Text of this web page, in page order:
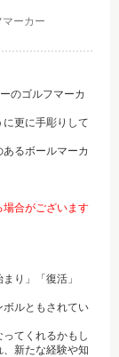
ーカー
のゴルフマーカ
更に手彫りして
るボールマーカ
合がございます
り」「復活」
ボルともされてい
てくれるかもし
新たな経験や知